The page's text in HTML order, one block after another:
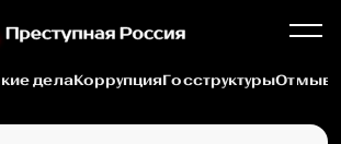
делаКоррупцияГосструктуры